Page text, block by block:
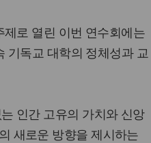
제로 열린 이번 연수회에는
기독교 대학의 정체성과 교
인간 고유의 가치와 신앙
새로운 방향을 제시하는